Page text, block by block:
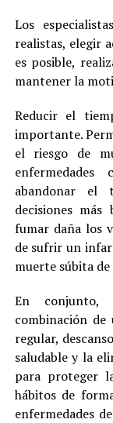
Los
realistas, elegir
es posible,
mantener la
Reducir el
importante.
el riesgo de
enfermedades
abandonar el
decisiones
fumar daña los
de sufrir un
muerte súbita
En conjunto,
combinación de
regular,
saludable y la
para proteger
hábitos de
enfermedades